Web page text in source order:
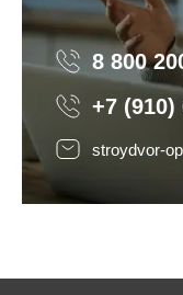
8 800
+7 (910)
stroydvor-